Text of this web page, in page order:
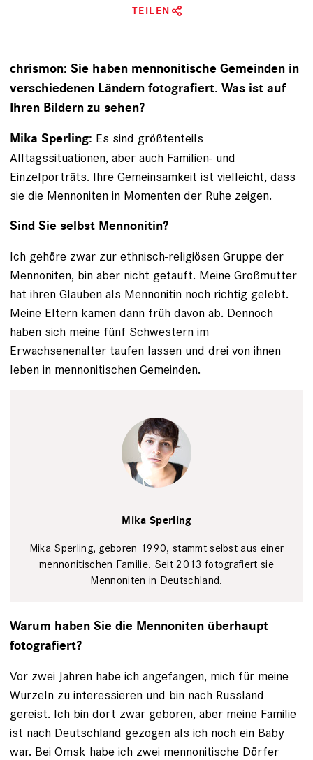
TEILEN
chrismon: Sie haben mennonitische Gemeinden in
verschiedenen Ländern fotografiert. Was ist auf
Ihren Bildern zu sehen?
Mika Sperling: Es sind größtenteils
Alltagssituationen, aber auch Familien- und
Einzelporträts. Ihre Gemeinsamkeit ist vielleicht, dass
sie die Mennoniten in Momenten der Ruhe zeigen.
Sind Sie selbst Mennonitin?
Ich gehöre zwar zur ethnisch-religiösen Gruppe der
Mennoniten, bin aber nicht getauft. Meine Großmutter
hat ihren Glauben als Mennonitin noch richtig gelebt.
Meine Eltern kamen dann früh davon ab. Dennoch
haben sich meine fünf Schwestern im
Erwachsenenalter taufen lassen und drei von ihnen
leben in mennonitischen Gemeinden.
Mika Sperling
Mika Sperling, geboren 1990, stammt selbst aus einer
menno­nitischen Familie. Seit 2013 fotografiert sie
Mennoniten in Deutschland.
Warum haben Sie die Mennoniten überhaupt
fotografiert?
Vor zwei Jahren habe ich angefangen, mich für meine
Wurzeln zu interessieren und bin nach Russland
gereist. Ich bin dort zwar geboren, aber meine Familie
ist nach Deutschland gezogen als ich noch ein Baby
war. Bei Omsk habe ich zwei mennonitische Dörfer